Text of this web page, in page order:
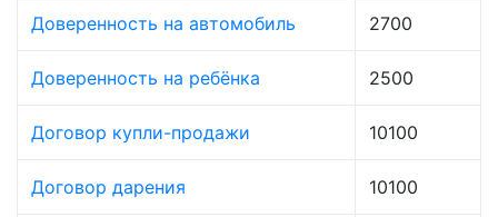
Доверенность на автомобиль 2700
Доверенность на ребёнка 2500
Договор купли-продажи 10100
Договор дарения 10100